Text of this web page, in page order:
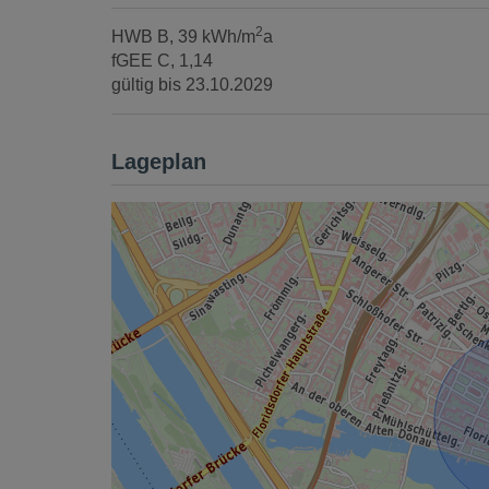
HWB B, 39 kWh/m2a
fGEE C, 1,14
gültig bis 23.10.2029
Lageplan